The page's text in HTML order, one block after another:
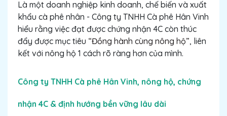
Là một doanh nghiệp kinh doanh, chế biến và xuất
khẩu cà phê nhân - Công ty TNHH Cà phê Hân Vinh
hiểu rằng việc đạt được chứng nhận 4C còn thúc
đẩy được mục tiêu “Đồng hành cùng nông hộ”, liên
kết với nông hộ 1 cách rõ ràng hơn của mình.
Công ty TNHH Cà phê Hân Vinh, nông hộ, chứng
nhận 4C & định hướng bền vững lâu dài